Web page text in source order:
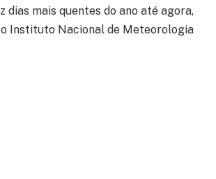
dias mais quentes do ano até agora,
Instituto Nacional de Meteorologia